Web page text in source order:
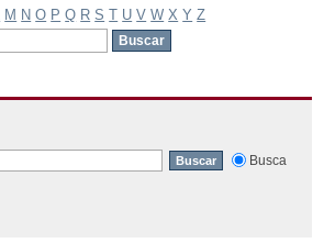
M N O P Q R S T U V W X Y Z
Busca